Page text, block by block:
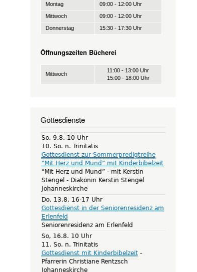
Montag
09:00 - 12:00 Uhr
Mittwoch
09:00 - 12:00 Uhr
Donnerstag
15:30 - 17:30 Uhr
Öffnungszeiten Bücherei
Mittwoch
11:00 - 13:00 Uhr
15:00 - 18:00 Uhr
Gottesdienste
So, 9.8. 10 Uhr
10. So. n. Trinitatis
Gottesdienst zur Sommerpredigtreihe
“Mit Herz und Mund” mit Kinderbibelzeit
“Mit Herz und Mund” - mit Kerstin
Stengel
Diakonin Kerstin Stengel
Johanneskirche
Do, 13.8. 16-17 Uhr
Gottesdienst in der Seniorenresidenz am
Erlenfeld
Seniorenresidenz am Erlenfeld
So, 16.8. 10 Uhr
11. So. n. Trinitatis
Gottesdienst mit Kinderbibelzeit
Pfarrerin Christiane Rentzsch
Johanneskirche